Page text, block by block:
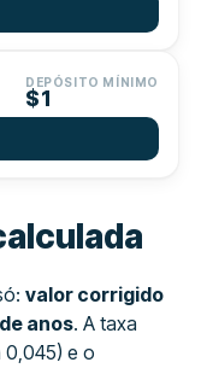
DEPÓSITO MÍNIMO
$1
valor corrigido
anos. A taxa
0,045) e o